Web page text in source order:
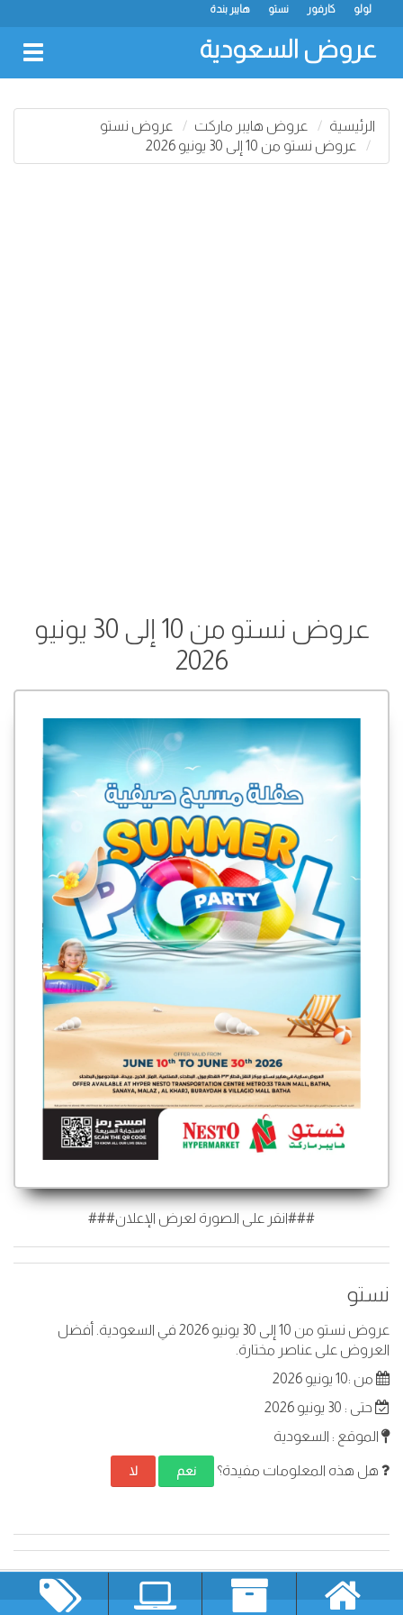
هايبر بندة نستو كارفور لولو
عروض السعودية
الرئيسية عروض هايبر ماركت
عروض نستو
عروض نستو من 10 إلى 30 يونيو 2026
عروض نستو من 10 إلى 30 يونيو
2026
###انقر على الصورة لعرض الإعلان###
نستو
عروض نستو من 10 إلى 30 يونيو 2026 في السعودية. أفضل
العروض على عناصر مختارة.
من :10 يونيو 2026
حتى : 30 يونيو 2026
الموقع : السعودية
هل هذه المعلومات مفيدة؟ نعم لا